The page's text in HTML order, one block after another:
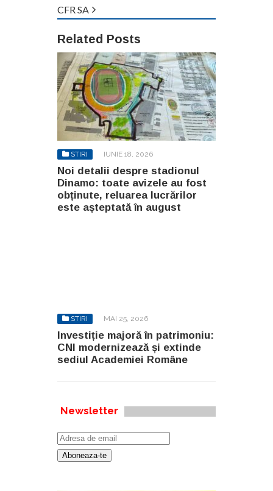
CFR SA
Related Posts
STIRI IUNIE 18, 2026
Noi detalii despre stadionul
Dinamo: toate avizele au fost
obținute, reluarea lucrărilor
este așteptată în august
STIRI MAI 25, 2026
Investiție majoră în patrimoniu:
CNI modernizează și extinde
sediul Academiei Române
Newsletter